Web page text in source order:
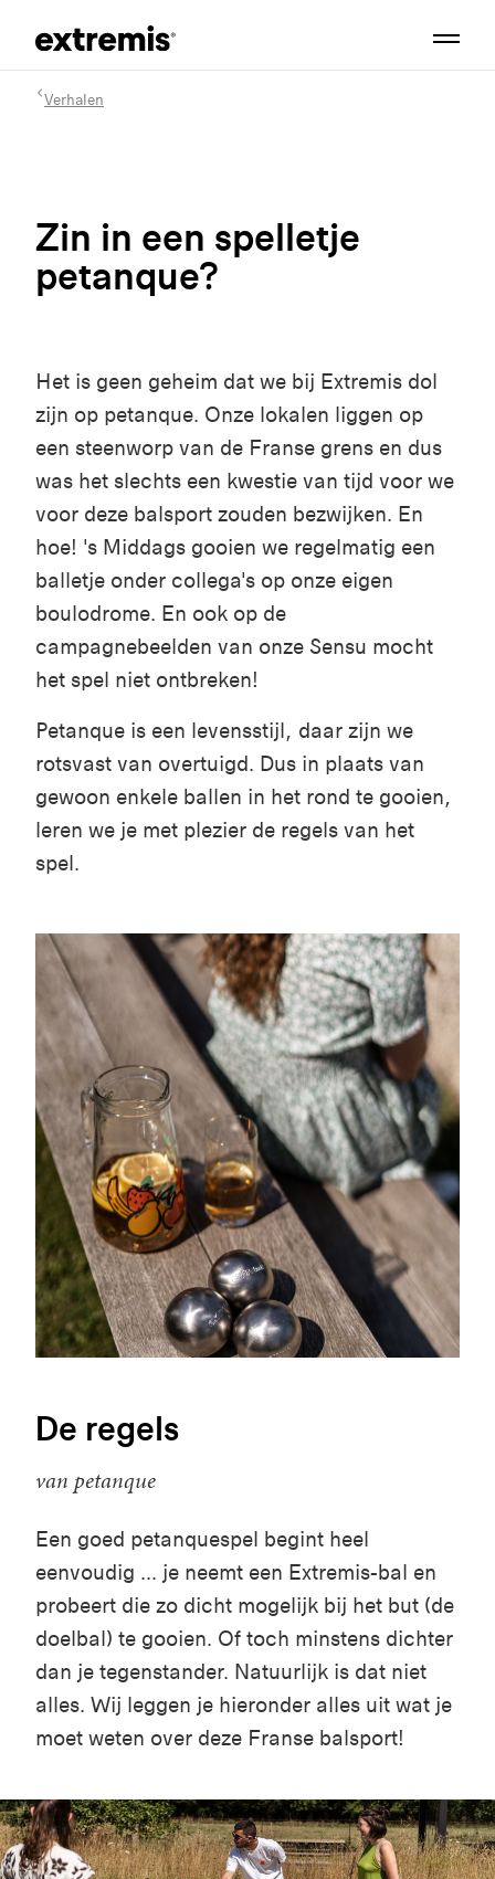
Verhalen
Zin in een spelletje
petanque?
Het is geen geheim dat we bij Extremis dol
zijn op petanque. Onze lokalen liggen op
een steenworp van de Franse grens en dus
was het slechts een kwestie van tijd voor we
voor deze balsport zouden bezwijken. En
hoe! 's Middags gooien we regelmatig een
balletje onder collega's op onze eigen
boulodrome. En ook op de
campagnebeelden van onze Sensu mocht
het spel niet ontbreken!
Petanque is een levensstijl, daar zijn we
rotsvast van overtuigd. Dus in plaats van
gewoon enkele ballen in het rond te gooien,
leren we je met plezier de regels van het
spel.
De regels
van petanque
Een goed petanquespel begint heel
eenvoudig ... je neemt een Extremis-bal en
probeert die zo dicht mogelijk bij het but (de
doelbal) te gooien. Of toch minstens dichter
dan je tegenstander. Natuurlijk is dat niet
alles. Wij leggen je hieronder alles uit wat je
moet weten over deze Franse balsport!